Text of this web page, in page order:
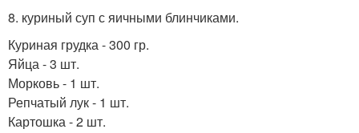
8. куриный суп с яичными блинчиками.
Куриная грудка - 300 гр.
Яйца - 3 шт.
Морковь - 1 шт.
Репчатый лук - 1 шт.
Картошка - 2 шт.